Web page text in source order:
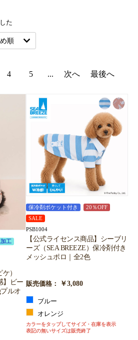
た
4 5 ... 次へ 最後へ
工
）
】ビー
ルオ
保冷剤ポケット付き
20％OFF
SALE
PSB1004
【公式ライセンス商品】シーブリ
ーズ（SEA BREEZE）保冷剤付き
メッシュポロ｜全2色
販売価格： ￥3,080
ブルー
オレンジ
カラーをタップしてサイズ・在庫を表示
表記の無いサイズは販売終了